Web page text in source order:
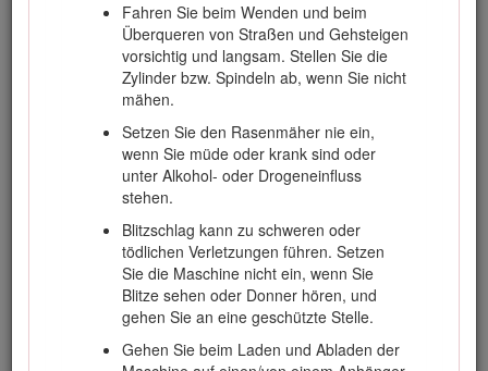
Fahren Sie beim Wenden und beim
Überqueren von Straßen und Gehsteigen
vorsichtig und langsam. Stellen Sie die
Zylinder bzw. Spindeln ab, wenn Sie nicht
mähen.
Setzen Sie den Rasenmäher nie ein,
wenn Sie müde oder krank sind oder
unter Alkohol- oder Drogeneinfluss
stehen.
Blitzschlag kann zu schweren oder
tödlichen Verletzungen führen. Setzen
Sie die Maschine nicht ein, wenn Sie
Blitze sehen oder Donner hören, und
gehen Sie an eine geschützte Stelle.
Gehen Sie beim Laden und Abladen der
Verwenden Sie Gegengewichte oder
Radballast, wenn dies in der
Bedienungsanleitungangegeben wird.
Achten Sie auf Kuhlen und andere versteckte
Gefahrenstellen im Gelände.
Achten Sie beim Überqueren und in der
Nähe von Straßen auf den Verkehr.
grasfreie Oberflächen überqueren.
Richten Sie beim Einsatz von Anbaugeräten
den Auswurf nie auf Unbeteiligte. Halten Sie
Unbeteiligte aus dem Einsatzbereich fern.
Setzen Sie den Rasenmäher nie mit